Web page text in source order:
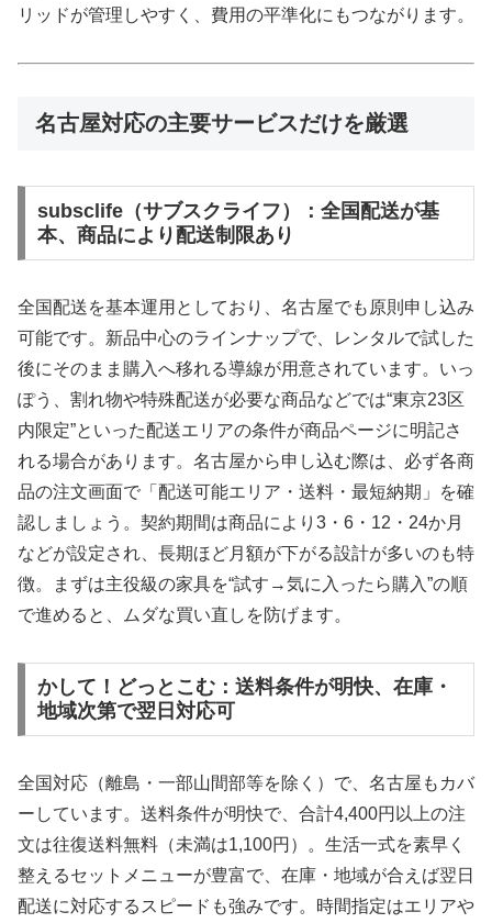
リッドが管理しやすく、費用の平準化にもつながります。
名古屋対応の主要サービスだけを厳選
subsclife（サブスクライフ）：全国配送が基
本、商品により配送制限あり
全国配送を基本運用としており、名古屋でも原則申し込み
可能です。新品中心のラインナップで、レンタルで試した
後にそのまま購入へ移れる導線が用意されています。いっ
ぽう、割れ物や特殊配送が必要な商品などでは“東京23区
内限定”といった配送エリアの条件が商品ページに明記さ
れる場合があります。名古屋から申し込む際は、必ず各商
品の注文画面で「配送可能エリア・送料・最短納期」を確
認しましょう。契約期間は商品により3・6・12・24か月
などが設定され、長期ほど月額が下がる設計が多いのも特
徴。まずは主役級の家具を“試す→気に入ったら購入”の順
で進めると、ムダな買い直しを防げます。
かして！どっとこむ：送料条件が明快、在庫・
地域次第で翌日対応可
全国対応（離島・一部山間部等を除く）で、名古屋もカバ
ーしています。送料条件が明快で、合計4,400円以上の注
文は往復送料無料（未満は1,100円）。生活一式を素早く
整えるセットメニューが豊富で、在庫・地域が合えば翌日
配送に対応するスピードも強みです。時間指定はエリアや